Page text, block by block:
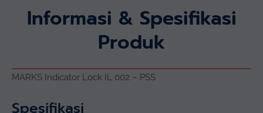
Informasi & Spesifikasi
Produk
MARKS Indicator Lock IL 002 – PSS
Spesifikasi